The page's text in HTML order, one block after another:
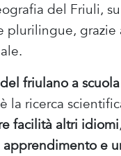
del Friuli,
grazie
friulano a
la ricerca
facilità altri idiomi
e